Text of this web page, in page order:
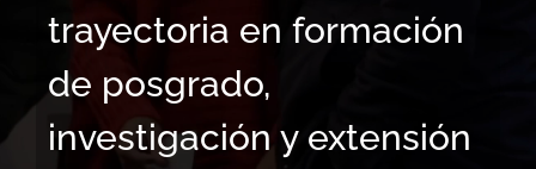
trayectoria en formación
de posgrado,
investigación y extensión